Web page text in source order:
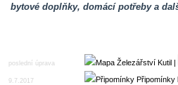
bytové doplňky, domácí potřeby a
poslední úprava
9.7.2017
|
Připomínky